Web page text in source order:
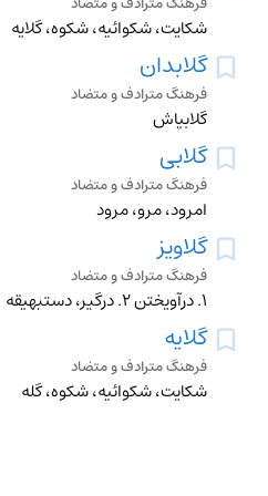
شکایت، شکوائیه، شکوه، گلایه
گلابدان
فرهنگ مترادف و متضاد
گلابپاش
گلابی
فرهنگ مترادف و متضاد
امرود، مرو، مرود
گلاویز
فرهنگ مترادف و متضاد
۱. درآویختن ۲. درگیر، دستبهیقه
گلایه
فرهنگ مترادف و متضاد
شکایت، شکوائیه، شکوه، گله